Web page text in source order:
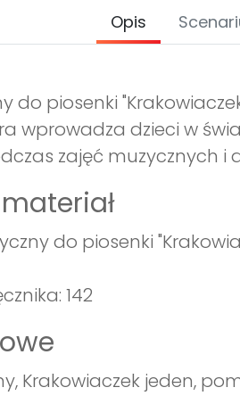
Opis
do piosenki
wprowadza dzieci w
zajęć muzycznych i
do piosenki
142
Krakowiaczek jeden,